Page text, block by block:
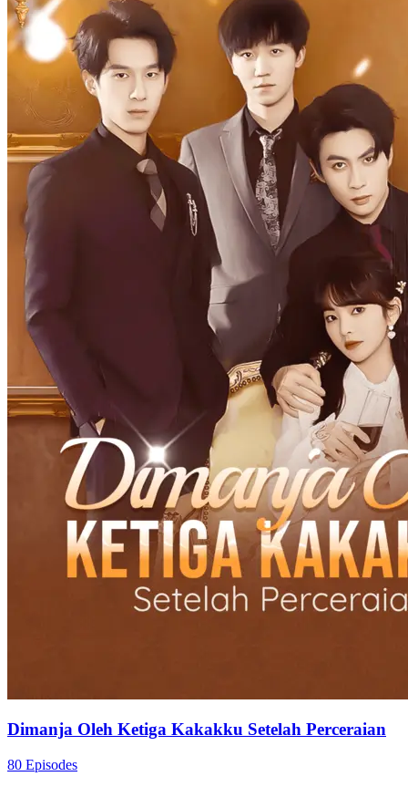
Dimanja Oleh Ketiga Kakakku Setelah Perceraian
80 Episodes